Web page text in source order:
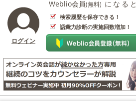
ログイン
Weblio会員(無料) になると
検索履歴を保存できる！
語彙力診断の実施回数増加！